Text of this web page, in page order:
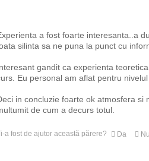
a fost foarte interesanta..a
silinta sa ne puna la punct cu
gandit ca experienta
Eu personal am aflat pentru
in concluzie foarte ok atmosfera si
de cum a decurs totul.
a fost de ajutor această părere? Da Nu